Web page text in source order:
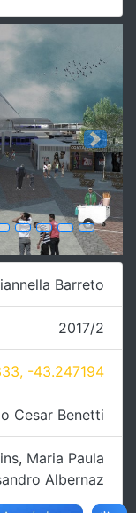
Next
Barreto
2017/2
-43.247194
Cesar Benetti
, Maria Paula
Albernaz